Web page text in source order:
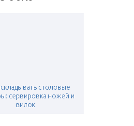
столовые
сервировка ножей и
вилок